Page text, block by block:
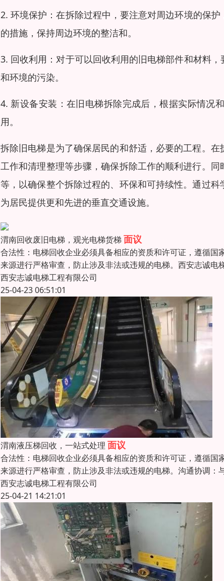
2. 环境保护：在拆除过程中，要注意对周边环境的保
的措施，保持周边环境的整洁和。
3. 回收利用：对于可以回收利用的旧电梯部件和材料
和环境的污染。
4. 新设备安装：在旧电梯拆除完成后，根据实际情况
用。
拆除旧电梯是为了确保居民的和舒适，必要的工程。
工作和清理整理等步骤，确保拆除工作的顺利进行。
等，以确保整个拆除过程的、环保和可持续性。通过
为居民提供更和先进的垂直交通设施。
渭南回收废旧电梯，观光电梯货梯 面议
合法性：电梯回收企业必须具备相应的资质和许可证，遵循
来源进行严格审查，防止涉及非法或违规的电梯。西安志诚
西安志诚电梯工程有限公司
25-04-23 06:51:01
渭南液压梯回收，一站式处理 面议
合法性：电梯回收企业必须具备相应的资质和许可证，遵循
来源进行严格审查，防止涉及非法或违规的电梯。沟通协调
西安志诚电梯工程有限公司
25-04-21 14:21:01